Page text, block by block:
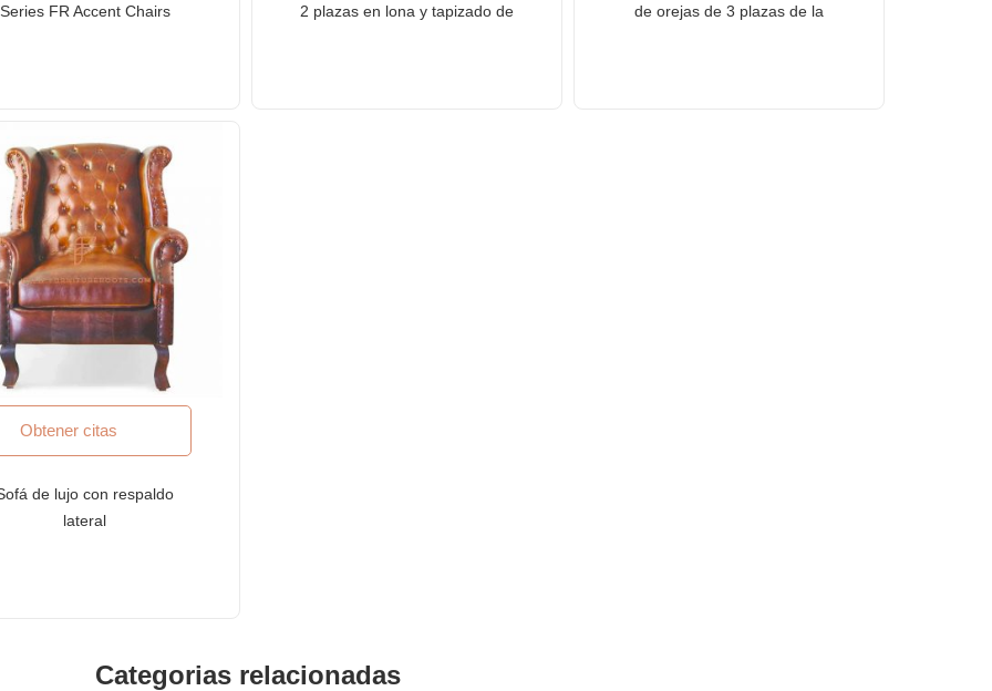
Series FR Accent Chairs
2 plazas en lona y tapizado de
de orejas de 3 plazas de la
Obtener citas
de lujo con respaldo
lateral
Categorias relacionadas